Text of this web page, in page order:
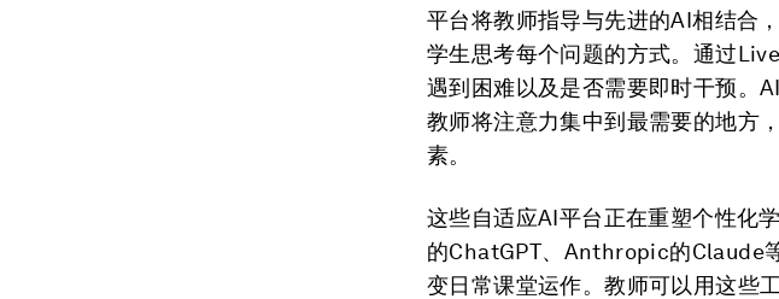
平台将教师指导与先进的AI相结合
学生思考每个问题的方式。通过
遇到困难以及是否需要即时干预。
教师将注意力集中到最需要的地方
素。
这些自适应AI平台正在重塑个性化
的ChatGPT、Anthropic的Claude
变日常课堂运作。教师可以用这些